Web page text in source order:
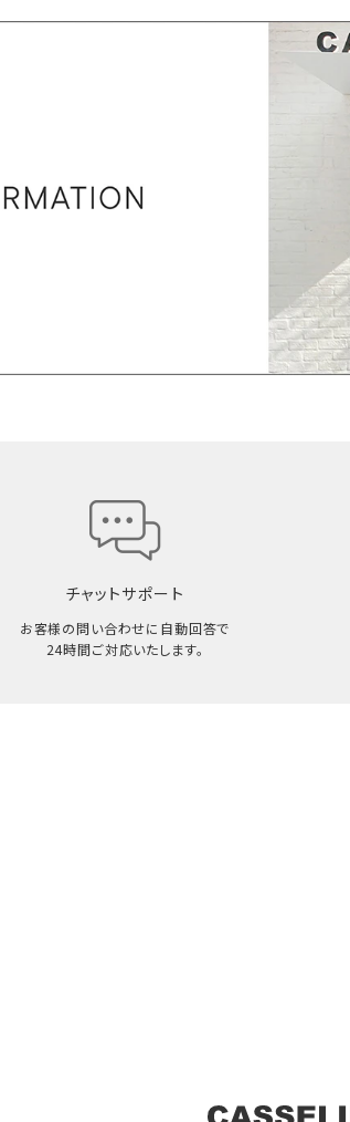
チャットサポート
お客様の問い合わせに自動回答で
24時間ご対応いたします。